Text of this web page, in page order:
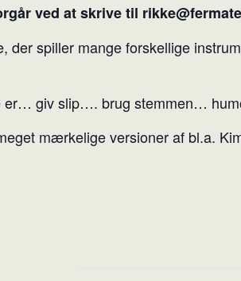
ved at skrive til
spiller mange forskellige
er… giv slip…. brug stemmen…
mærkelige versioner af bl.a.